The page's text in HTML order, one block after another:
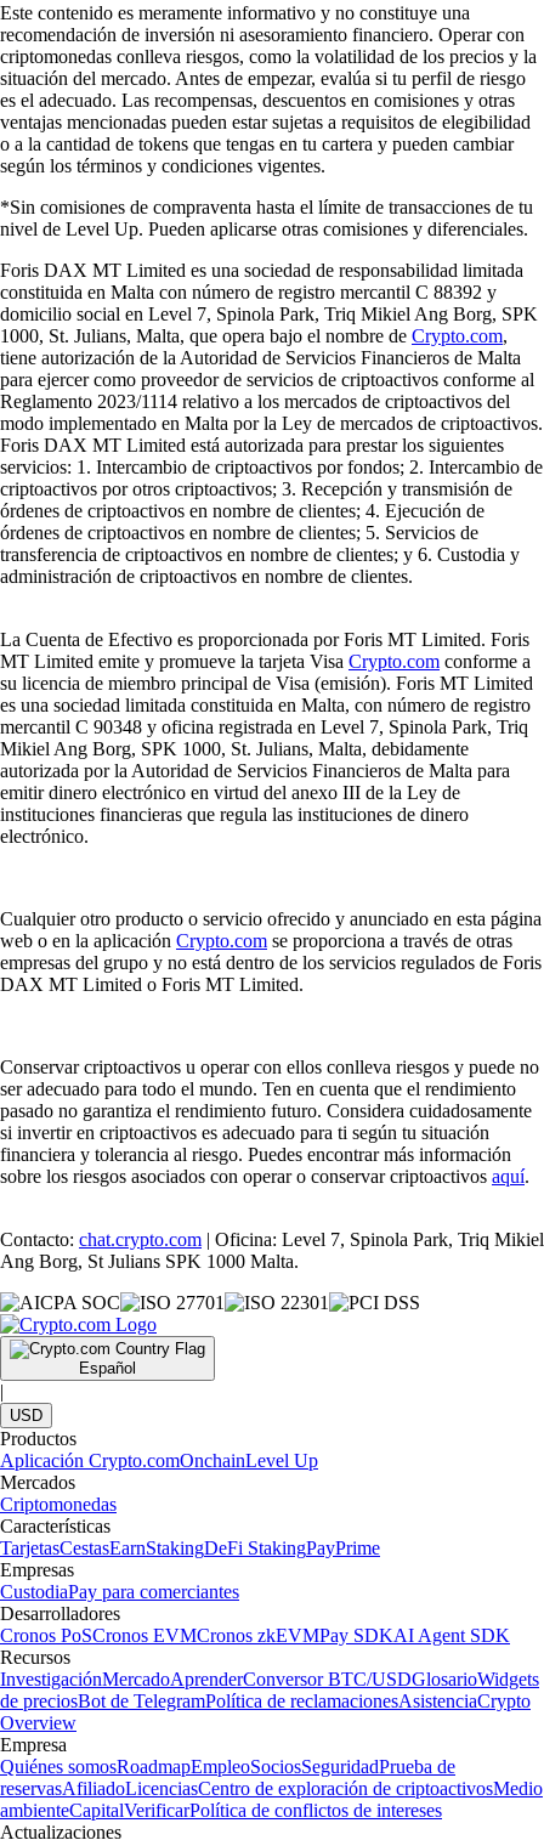
Este contenido es meramente informativo y no constituye una
recomendación de inversión ni asesoramiento financiero. Operar con
criptomonedas conlleva riesgos, como la volatilidad de los precios y la
situación del mercado. Antes de empezar, evalúa si tu perfil de riesgo
es el adecuado. Las recompensas, descuentos en comisiones y otras
ventajas mencionadas pueden estar sujetas a requisitos de elegibilidad
o a la cantidad de tokens que tengas en tu cartera y pueden cambiar
según los términos y condiciones vigentes.
*Sin comisiones de compraventa hasta el límite de transacciones de tu
nivel de Level Up. Pueden aplicarse otras comisiones y diferenciales.
Foris DAX MT Limited es una sociedad de responsabilidad limitada
constituida en Malta con número de registro mercantil C 88392 y
domicilio social en Level 7, Spinola Park, Triq Mikiel Ang Borg, SPK
1000, St. Julians, Malta, que opera bajo el nombre de Crypto.com,
tiene autorización de la Autoridad de Servicios Financieros de Malta
para ejercer como proveedor de servicios de criptoactivos conforme al
Reglamento 2023/1114 relativo a los mercados de criptoactivos del
modo implementado en Malta por la Ley de mercados de criptoactivos.
Foris DAX MT Limited está autorizada para prestar los siguientes
servicios: 1. Intercambio de criptoactivos por fondos; 2. Intercambio de
criptoactivos por otros criptoactivos; 3. Recepción y transmisión de
órdenes de criptoactivos en nombre de clientes; 4. Ejecución de
órdenes de criptoactivos en nombre de clientes; 5. Servicios de
transferencia de criptoactivos en nombre de clientes; y 6. Custodia y
administración de criptoactivos en nombre de clientes.
La Cuenta de Efectivo es proporcionada por Foris MT Limited. Foris
MT Limited emite y promueve la tarjeta Visa Crypto.com conforme a
su licencia de miembro principal de Visa (emisión). Foris MT Limited
es una sociedad limitada constituida en Malta, con número de registro
mercantil C 90348 y oficina registrada en Level 7, Spinola Park, Triq
Mikiel Ang Borg, SPK 1000, St. Julians, Malta, debidamente
autorizada por la Autoridad de Servicios Financieros de Malta para
emitir dinero electrónico en virtud del anexo III de la Ley de
instituciones financieras que regula las instituciones de dinero
electrónico.
Cualquier otro producto o servicio ofrecido y anunciado en esta página
web o en la aplicación Crypto.com se proporciona a través de otras
empresas del grupo y no está dentro de los servicios regulados de Foris
DAX MT Limited o Foris MT Limited.
Conservar criptoactivos u operar con ellos conlleva riesgos y puede no
ser adecuado para todo el mundo. Ten en cuenta que el rendimiento
pasado no garantiza el rendimiento futuro. Considera cuidadosamente
si invertir en criptoactivos es adecuado para ti según tu situación
financiera y tolerancia al riesgo. Puedes encontrar más información
sobre los riesgos asociados con operar o conservar criptoactivos aquí.
Contacto: chat.crypto.com | Oficina: Level 7, Spinola Park, Triq Mikiel
Ang Borg, St Julians SPK 1000 Malta.
Español
|
USD
Productos
Aplicación Crypto.comOnchainLevel Up
Mercados
Criptomonedas
Características
TarjetasCestasEarnStakingDeFi StakingPayPrime
Empresas
CustodiaPay para comerciantes
Desarrolladores
Cronos PoSCronos EVMCronos zkEVMPay SDKAI Agent SDK
Recursos
InvestigaciónMercadoAprenderConversor BTC/USDGlosarioWidgets
de preciosBot de TelegramPolítica de reclamacionesAsistenciaCrypto
Overview
Empresa
Quiénes somosRoadmapEmpleoSociosSeguridadPrueba de
reservasAfiliadoLicenciasCentro de exploración de criptoactivosMedio
ambienteCapitalVerificarPolítica de conflictos de intereses
Actualizaciones